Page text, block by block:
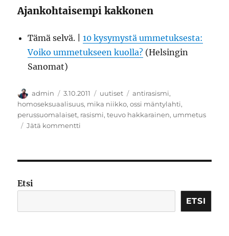
Ajankohtaisempi kakkonen
Tämä selvä. |10 kysymystä ummetuksesta:
Voiko ummetukseen kuolla? (Helsingin
Sanomat)
Kirjoittaja
admin Julkaistu
3.10.2011 Kategoriat
uutiset Avainsanat
antirasismi,
homoseksuaalisuus, mika niikko,ossi mäntylahti,
perussuomalaiset, rasismi,teuvo hakkarainen, ummetus
Jätä kommentti
Etsi
ETSI